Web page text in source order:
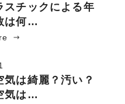
スチックによる年
は何…
気は綺麗？汚い？
気は…